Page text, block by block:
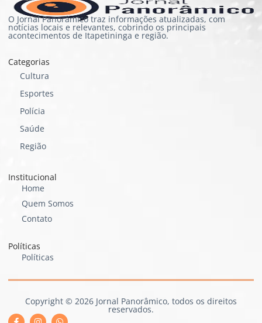
O Jornal Panorâmico traz informações atualizadas, com
notícias locais e relevantes, cobrindo os principais
acontecimentos de Itapetininga e região.
Categorias
Cultura
Esportes
Polícia
Saúde
Região
Institucional
Home
Quem Somos
Contato
Políticas
Políticas
Copyright © 2026 Jornal Panorâmico, todos os direitos
reservados.